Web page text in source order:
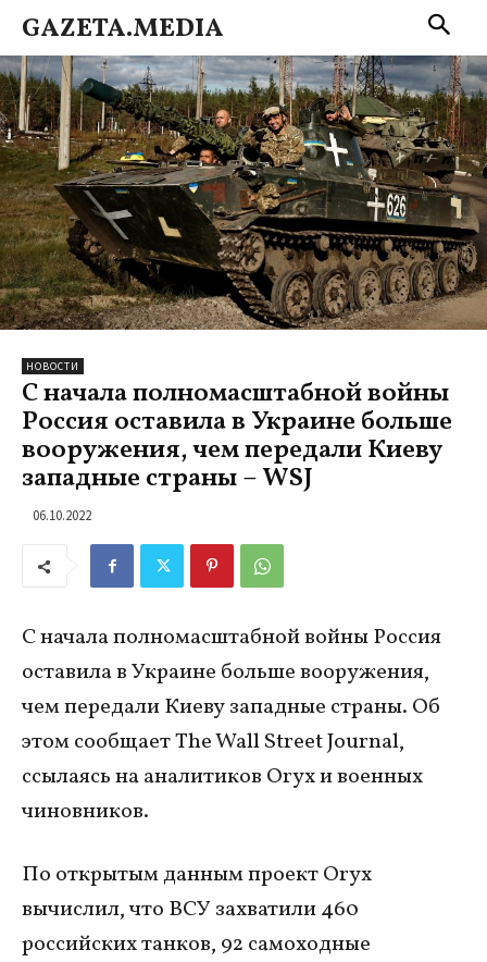
GAZETA.MEDIA
НОВОСТИ
С начала полномасштабной войны
Россия оставила в Украине больше
вооружения, чем передали Киеву
западные страны – WSJ
06.10.2022
С начала полномасштабной войны Россия
оставила в Украине больше вооружения,
чем передали Киеву западные страны. Об
этом сообщает The Wall Street Journal,
ссылаясь на аналитиков Oryx и военных
чиновников.
По открытым данным проект Oryx
вычислил, что ВСУ захватили 460
российских танков, 92 самоходные